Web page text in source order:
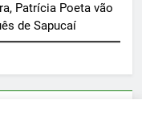
Patrícia Poeta vão
de Sapucaí